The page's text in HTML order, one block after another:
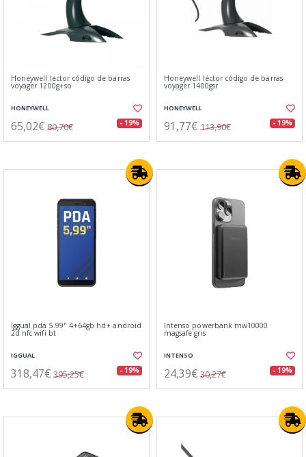
Honeywell lector código de barras
voyager 1200g+so
HONEYWELL
65,02€ 80,70€ - 19%
Honeywell léctor código de barras
voyager 1400gsr
HONEYWELL
91,77€ 113,90€ - 19%
Iggual pda 5.99" 4+64gb hd+ android
2d nfc wifi bt
IGGUAL
318,47€ 395,25€ - 19%
Intenso powerbank mw10000
magsafe gris
INTENSO
24,39€ 30,27€ - 19%